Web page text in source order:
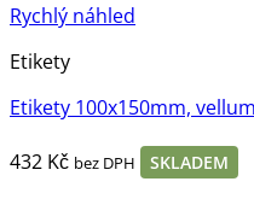
Rychlý náhled
Etikety
Etikety 100x150mm,
432 Kč bez DPH SKLADEM